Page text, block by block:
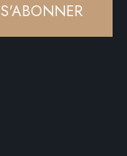
S'ABONNER